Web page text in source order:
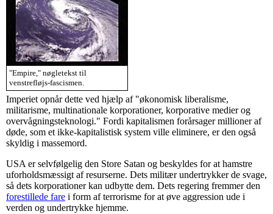
"Empire," nøgletekst til
venstrefløjs-fascismen.
Imperiet opnår dette ved hjælp af "økonomisk liberalisme,
militarisme, multinationale korporationer, korporative medier og
overvågningsteknologi." Fordi kapitalismen forårsager millioner af
døde, som et ikke-kapitalistisk system ville eliminere, er den også
skyldig i massemord.
USA er selvfølgelig den Store Satan og beskyldes for at hamstre
uforholdsmæssigt af resurserne. Dets militær undertrykker de svage,
så dets korporationer kan udbytte dem. Dets regering fremmer den
forestillede fare i form af terrorisme for at øve aggression ude i
verden og undertrykke hjemme.